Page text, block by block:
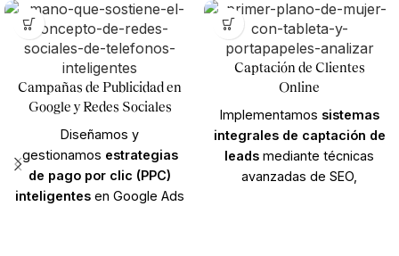
Campañas de Publicidad en
Google y Redes Sociales
Diseñamos y
gestionamos estrategias
de pago por clic (PPC)
inteligentes en Google Ads
Captación de Clientes
Online
Implementamos sistemas
integrales de captación de
leads mediante técnicas
avanzadas de SEO,